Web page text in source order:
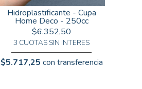
Hidroplastificante - Cupa
Home Deco - 250cc
$6.352,50
3 CUOTAS SIN INTERES
$5.717,25 con transferencia